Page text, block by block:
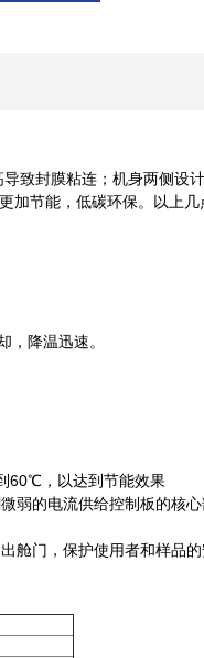
致封膜粘连；机身两侧设
加节能，低碳环保。以上
却，降温迅速。
60℃，以达到节能效果
弱的电流供给控制板的核
舱门，保护使用者和样品的